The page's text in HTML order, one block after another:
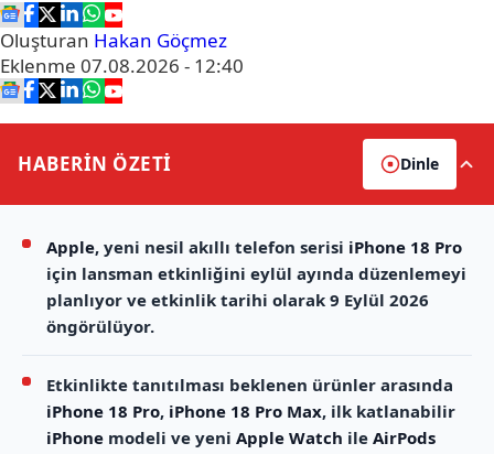
Oluşturan Hakan Göçmez
Eklenme 07.08.2026 - 12:40
HABERİN ÖZETİ Dinle
Apple, yeni nesil akıllı telefon serisi iPhone 18 Pro
için lansman etkinliğini eylül ayında düzenlemeyi
planlıyor ve etkinlik tarihi olarak 9 Eylül 2026
öngörülüyor.
Etkinlikte tanıtılması beklenen ürünler arasında
iPhone 18 Pro, iPhone 18 Pro Max, ilk katlanabilir
iPhone modeli ve yeni Apple Watch ile AirPods